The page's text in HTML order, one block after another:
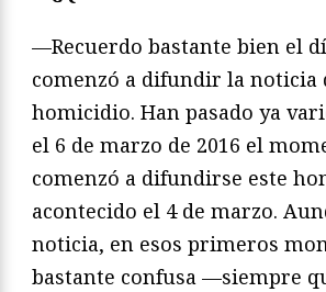
—Recuerdo bastante bien el
comenzó a difundir la noticia
homicidio. Han pasado ya
el 6 de marzo de 2016 el
comenzó a difundirse este
acontecido el 4 de marzo.
noticia, en esos primeros
bastante confusa —siempre